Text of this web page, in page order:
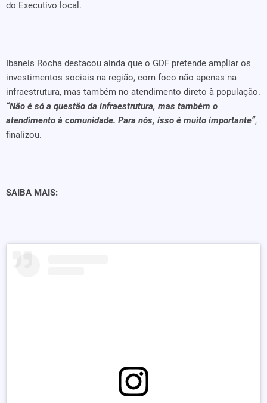
do Executivo local.
Ibaneis Rocha destacou ainda que o GDF pretende ampliar os
investimentos sociais na região, com foco não apenas na
infraestrutura, mas também no atendimento direto à população.
“Não é só a questão da infraestrutura, mas também o
atendimento à comunidade. Para nós, isso é muito importante”,
finalizou.
SAIBA MAIS: